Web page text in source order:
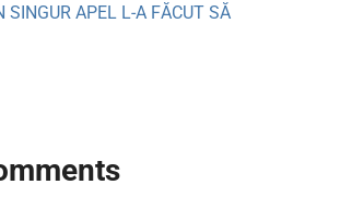
SINGUR APEL L-A FĂCUT SĂ